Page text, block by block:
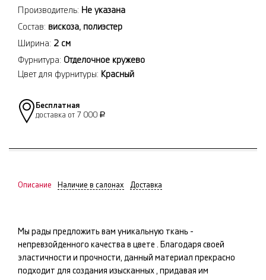
Производитель: Не указана
Состав: вискоза, полиэстер
Ширина: 2 см
Фурнитура: Отделочное кружево
Цвет для фурнитуры: Красный
Бесплатная
доставка от 7 000 Р
Описание Наличие в салонах Доставка
Мы рады предложить вам уникальную ткань -
непревзойденного качества в цвете . Благодаря своей
эластичности и прочности, данный материал прекрасно
подходит для создания изысканных , придавая им